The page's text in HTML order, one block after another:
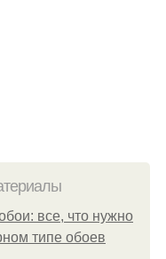
все, что нужно
типе обоев